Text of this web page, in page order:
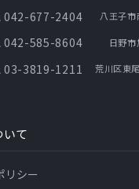
042-677-2404 八王子市
042-585-8604 日野
03-3819-1211 荒川区東
いて
リシー